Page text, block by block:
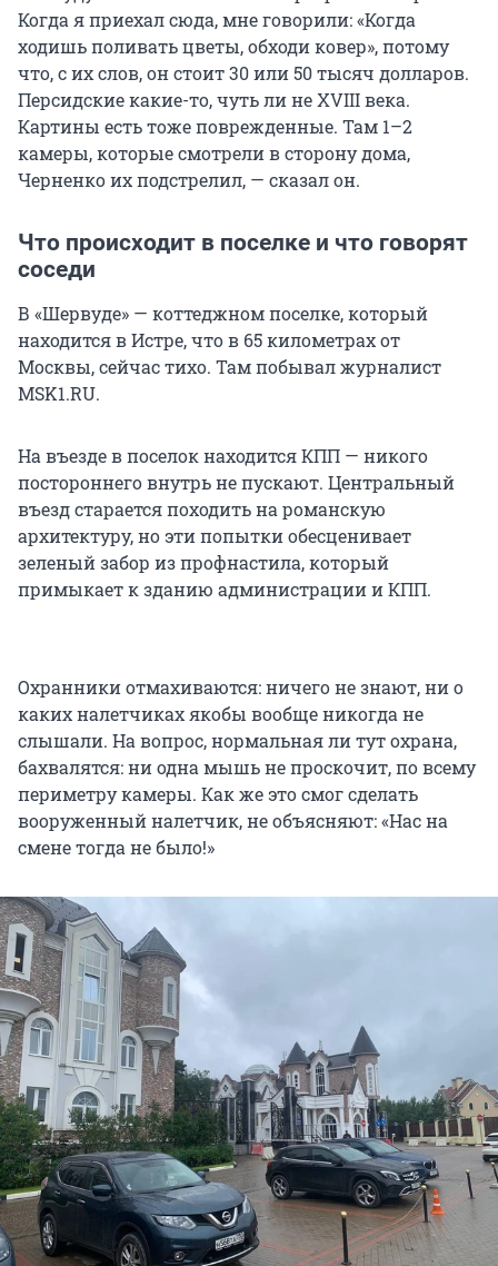
Когда я приехал сюда, мне говорили: «Когда
ходишь поливать цветы, обходи ковер», потому
что, с их слов, он стоит 30 или 50 тысяч долларов.
Персидские какие-то, чуть ли не XVIII века.
Картины есть тоже поврежденные. Там 1–2
камеры, которые смотрели в сторону дома,
Черненко их подстрелил, — сказал он.
Что происходит в поселке и что говорят
соседи
В «Шервуде» — коттеджном поселке, который
находится в Истре, что в 65 километрах от
Москвы, сейчас тихо. Там побывал журналист
MSK1.RU.
На въезде в поселок находится КПП — никого
постороннего внутрь не пускают. Центральный
въезд старается походить на романскую
архитектуру, но эти попытки обесценивает
зеленый забор из профнастила, который
примыкает к зданию администрации и КПП.
Охранники отмахиваются: ничего не знают, ни о
каких налетчиках якобы вообще никогда не
слышали. На вопрос, нормальная ли тут охрана,
бахвалятся: ни одна мышь не проскочит, по всему
периметру камеры. Как же это смог сделать
вооруженный налетчик, не объясняют: «Нас на
смене тогда не было!»